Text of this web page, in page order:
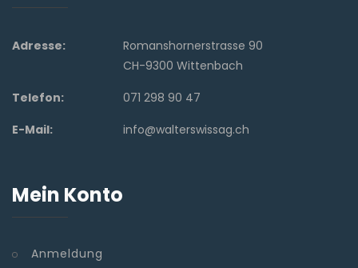
Adresse:
Romanshornerstrasse 90
CH-9300 Wittenbach
Telefon:
071 298 90 47
E-Mail:
info@walterswissag.ch
Mein Konto
Anmeldung